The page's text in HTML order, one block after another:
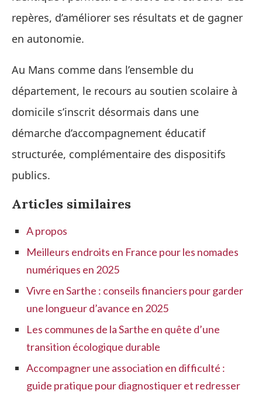
repères, d’améliorer ses résultats et de gagner
en autonomie.
Au Mans comme dans l’ensemble du
département, le recours au soutien scolaire à
domicile s’inscrit désormais dans une
démarche d’accompagnement éducatif
structurée, complémentaire des dispositifs
publics.
Articles similaires
A propos
Meilleurs endroits en France pour les nomades
numériques en 2025
Vivre en Sarthe : conseils financiers pour garder
une longueur d’avance en 2025
Les communes de la Sarthe en quête d’une
transition écologique durable
Accompagner une association en difficulté :
guide pratique pour diagnostiquer et redresser